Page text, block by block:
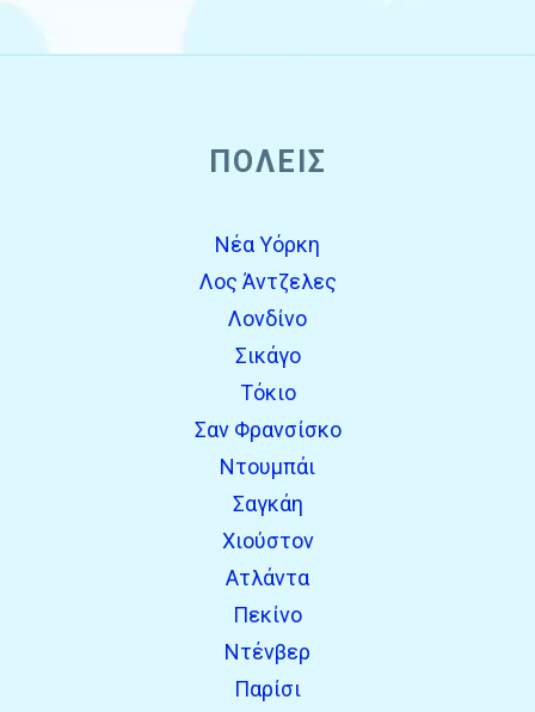
ΠΌΛΕΙΣ
Νέα Υόρκη
Λος Άντζελες
Λονδίνο
Σικάγο
Τόκιο
Σαν Φρανσίσκο
Ντουμπάι
Σαγκάη
Χιούστον
Ατλάντα
Πεκίνο
Ντένβερ
Παρίσι